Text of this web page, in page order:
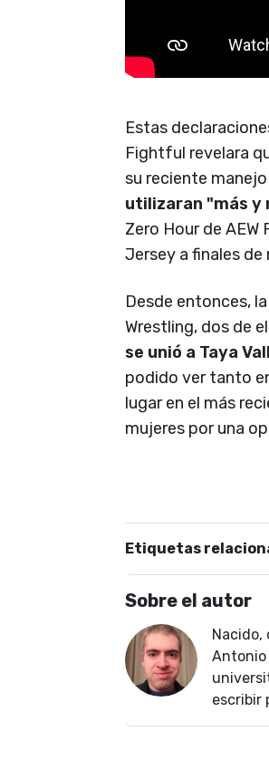
Estas
Fightful revelara
su reciente
utilizaran "más y
Zero Hour de
Jersey a finales de
Desde entonces,
Wrestling, dos de
se unió a Taya
podido ver tanto
lugar en el más
mujeres por una
Etiquetas
Sobre el autor
Nacido,
Antonio
escribir